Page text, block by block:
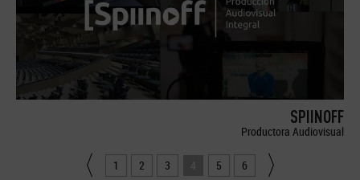
SPIINOFF
Productora Audiovisual
1 2 3 4 5 6